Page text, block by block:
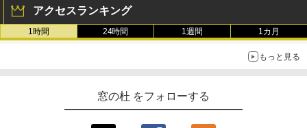
アクセスランキング
1時間 24時間 1週間 1カ月
もっと見る
窓の杜 をフォローする